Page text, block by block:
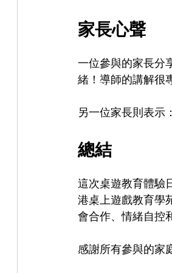
家長心聲
一位參與的家長分
緒！導師的講解很
另一位家長則表示
總結
這次桌遊教育體驗
港桌上遊戲教育學
會合作、情緒自控
感謝所有參與的家